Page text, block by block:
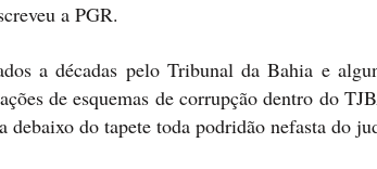
a PGR.
a décadas pelo Tribunal da Bahia e
de esquemas de corrupção dentro do
debaixo do tapete toda podridão nefasta do